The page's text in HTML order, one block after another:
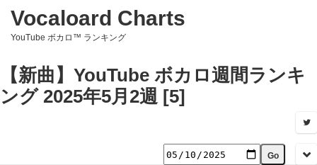
Vocaloard Charts
YouTube ボカロ™ ランキング
【新曲】YouTube ボカロ週間ランキ
ング 2025年5月2週 [5]